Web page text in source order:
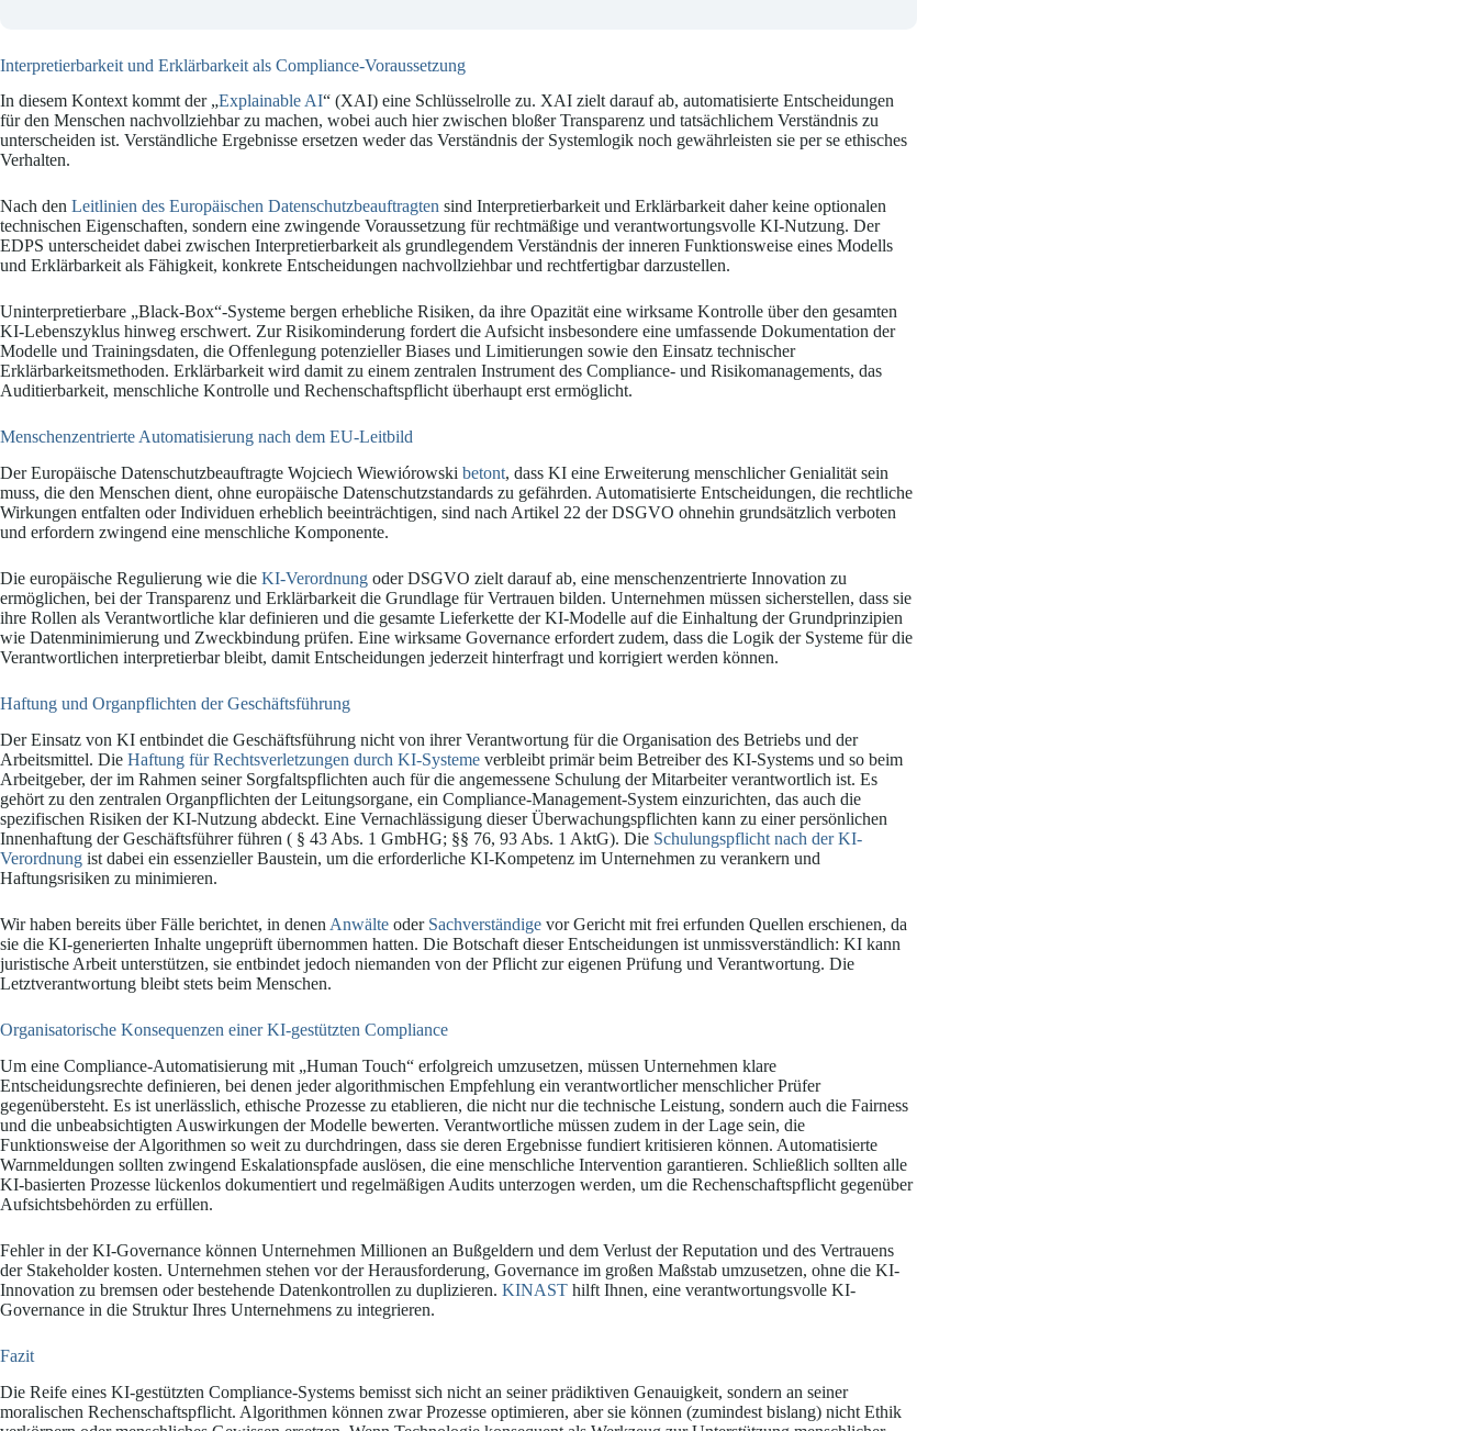
Interpretierbarkeit und Erklärbarkeit als Compliance-Voraussetzung
In diesem Kontext kommt der „Explainable AI“ (XAI) eine Schlüsselrolle zu. XAI zielt darauf ab, automatisierte Entscheidungen
für den Menschen nachvollziehbar zu machen, wobei auch hier zwischen bloßer Transparenz und tatsächlichem Verständnis zu
unterscheiden ist. Verständliche Ergebnisse ersetzen weder das Verständnis der Systemlogik noch gewährleisten sie per se ethisches
Verhalten.
Nach den Leitlinien des Europäischen Datenschutzbeauftragten sind Interpretierbarkeit und Erklärbarkeit daher keine optionalen
technischen Eigenschaften, sondern eine zwingende Voraussetzung für rechtmäßige und verantwortungsvolle KI-Nutzung. Der
EDPS unterscheidet dabei zwischen Interpretierbarkeit als grundlegendem Verständnis der inneren Funktionsweise eines Modells
und Erklärbarkeit als Fähigkeit, konkrete Entscheidungen nachvollziehbar und rechtfertigbar darzustellen.
Uninterpretierbare „Black-Box“-Systeme bergen erhebliche Risiken, da ihre Opazität eine wirksame Kontrolle über den gesamten
KI-Lebenszyklus hinweg erschwert. Zur Risikominderung fordert die Aufsicht insbesondere eine umfassende Dokumentation der
Modelle und Trainingsdaten, die Offenlegung potenzieller Biases und Limitierungen sowie den Einsatz technischer
Erklärbarkeitsmethoden. Erklärbarkeit wird damit zu einem zentralen Instrument des Compliance- und Risikomanagements, das
Auditierbarkeit, menschliche Kontrolle und Rechenschaftspflicht überhaupt erst ermöglicht.
Menschenzentrierte Automatisierung nach dem EU-Leitbild
Der Europäische Datenschutzbeauftragte Wojciech Wiewiórowski betont, dass KI eine Erweiterung menschlicher Genialität sein
muss, die den Menschen dient, ohne europäische Datenschutzstandards zu gefährden. Automatisierte Entscheidungen, die rechtliche
Wirkungen entfalten oder Individuen erheblich beeinträchtigen, sind nach Artikel 22 der DSGVO ohnehin grundsätzlich verboten
und erfordern zwingend eine menschliche Komponente.
Die europäische Regulierung wie die KI-Verordnung oder DSGVO zielt darauf ab, eine menschenzentrierte Innovation zu
ermöglichen, bei der Transparenz und Erklärbarkeit die Grundlage für Vertrauen bilden. Unternehmen müssen sicherstellen, dass sie
ihre Rollen als Verantwortliche klar definieren und die gesamte Lieferkette der KI-Modelle auf die Einhaltung der Grundprinzipien
wie Datenminimierung und Zweckbindung prüfen. Eine wirksame Governance erfordert zudem, dass die Logik der Systeme für die
Verantwortlichen interpretierbar bleibt, damit Entscheidungen jederzeit hinterfragt und korrigiert werden können.
Haftung und Organpflichten der Geschäftsführung
Der Einsatz von KI entbindet die Geschäftsführung nicht von ihrer Verantwortung für die Organisation des Betriebs und der
Arbeitsmittel. Die Haftung für Rechtsverletzungen durch KI-Systeme verbleibt primär beim Betreiber des KI-Systems und so beim
Arbeitgeber, der im Rahmen seiner Sorgfaltspflichten auch für die angemessene Schulung der Mitarbeiter verantwortlich ist. Es
gehört zu den zentralen Organpflichten der Leitungsorgane, ein Compliance-Management-System einzurichten, das auch die
spezifischen Risiken der KI-Nutzung abdeckt. Eine Vernachlässigung dieser Überwachungspflichten kann zu einer persönlichen
Innenhaftung der Geschäftsführer führen ( § 43 Abs. 1 GmbHG; §§ 76, 93 Abs. 1 AktG). Die Schulungspflicht nach der KI-
Verordnung ist dabei ein essenzieller Baustein, um die erforderliche KI-Kompetenz im Unternehmen zu verankern und
Haftungsrisiken zu minimieren.
Wir haben bereits über Fälle berichtet, in denen Anwälte oder Sachverständige vor Gericht mit frei erfunden Quellen erschienen, da
sie die KI-generierten Inhalte ungeprüft übernommen hatten. Die Botschaft dieser Entscheidungen ist unmissverständlich: KI kann
juristische Arbeit unterstützen, sie entbindet jedoch niemanden von der Pflicht zur eigenen Prüfung und Verantwortung. Die
Letztverantwortung bleibt stets beim Menschen.
Organisatorische Konsequenzen einer KI-gestützten Compliance
Um eine Compliance-Automatisierung mit „Human Touch“ erfolgreich umzusetzen, müssen Unternehmen klare
Entscheidungsrechte definieren, bei denen jeder algorithmischen Empfehlung ein verantwortlicher menschlicher Prüfer
gegenübersteht. Es ist unerlässlich, ethische Prozesse zu etablieren, die nicht nur die technische Leistung, sondern auch die Fairness
und die unbeabsichtigten Auswirkungen der Modelle bewerten. Verantwortliche müssen zudem in der Lage sein, die
Funktionsweise der Algorithmen so weit zu durchdringen, dass sie deren Ergebnisse fundiert kritisieren können. Automatisierte
Warnmeldungen sollten zwingend Eskalationspfade auslösen, die eine menschliche Intervention garantieren. Schließlich sollten alle
KI-basierten Prozesse lückenlos dokumentiert und regelmäßigen Audits unterzogen werden, um die Rechenschaftspflicht gegenüber
Aufsichtsbehörden zu erfüllen.
Fehler in der KI-Governance können Unternehmen Millionen an Bußgeldern und dem Verlust der Reputation und des Vertrauens
der Stakeholder kosten. Unternehmen stehen vor der Herausforderung, Governance im großen Maßstab umzusetzen, ohne die KI-
Innovation zu bremsen oder bestehende Datenkontrollen zu duplizieren. KINAST hilft Ihnen, eine verantwortungsvolle KI-
Governance in die Struktur Ihres Unternehmens zu integrieren.
Fazit
Die Reife eines KI-gestützten Compliance-Systems bemisst sich nicht an seiner prädiktiven Genauigkeit, sondern an seiner
moralischen Rechenschaftspflicht. Algorithmen können zwar Prozesse optimieren, aber sie können (zumindest bislang) nicht Ethik